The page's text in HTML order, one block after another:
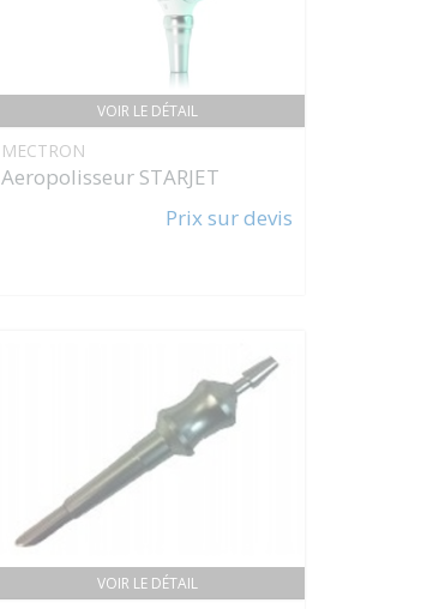
VOIR LE DÉTAIL
MECTRON
Aeropolisseur STARJET
Prix sur devis
VOIR LE DÉTAIL